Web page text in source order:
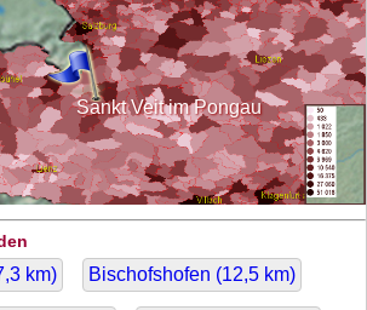
Sankt Veit im Pongau
km) Bischofshofen (12,5 km)